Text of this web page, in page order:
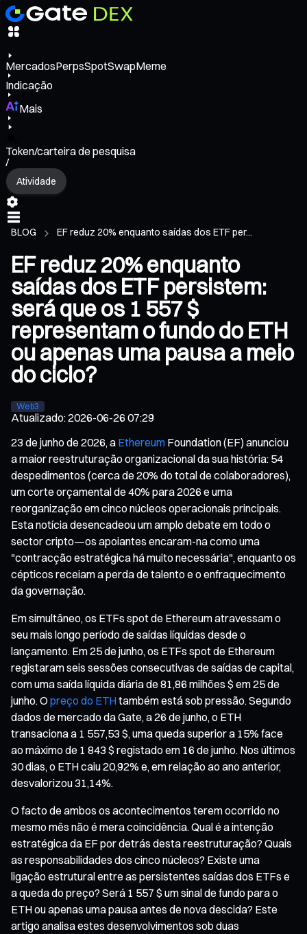
MercadosPerpsSpotSwapMeme
Indicação
Mais
Token/carteira de pesquisa
/
Atividade
BLOG EF reduz 20% enquanto saídas dos ETF per...
EF reduz 20% enquanto
saídas dos ETF persistem:
será que os 1 557 $
representam o fundo do ETH
ou apenas uma pausa a meio
do ciclo?
Web3
Atualizado:2026-06-26 07:29
23 de junho de 2026, a Ethereum Foundation (EF) anunciou
a maior reestruturação organizacional da sua história: 54
despedimentos (cerca de 20% do total de colaboradores),
um corte orçamental de 40% para 2026 e uma
reorganização em cinco núcleos operacionais principais.
Esta notícia desencadeou um amplo debate em todo o
sector cripto—os apoiantes encaram-na como uma
"contracção estratégica há muito necessária", enquanto os
cépticos receiam a perda de talento e o enfraquecimento
da governação.
Em simultâneo, os ETFs spot de Ethereum atravessam o
seu mais longo período de saídas líquidas desde o
lançamento. Em 25 de junho, os ETFs spot de Ethereum
registaram seis sessões consecutivas de saídas de capital,
com uma saída líquida diária de 81,86 milhões $ em 25 de
junho. Opreço do ETHtambém está sob pressão. Segundo
dados de mercado da Gate, a 26 de junho, o ETH
transaciona a 1 557,53 $, uma queda superior a 15% face
ao máximo de 1 843 $ registado em 16 de junho. Nos últimos
30 dias, o ETH caiu 20,92% e, em relação ao ano anterior,
desvalorizou 31,14%.
O facto de ambos os acontecimentos terem ocorrido no
mesmo mês não é mera coincidência. Qual é a intenção
estratégica da EF por detrás desta reestruturação? Quais
as responsabilidades dos cinco núcleos? Existe uma
ligação estrutural entre as persistentes saídas dos ETFs e
a queda do preço? Será 1 557 $ um sinal de fundo para o
ETH ou apenas uma pausa antes de nova descida? Este
artigo analisa estes desenvolvimentos sob duas